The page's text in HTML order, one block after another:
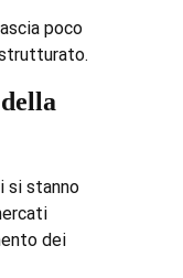
poco
si stanno
dei